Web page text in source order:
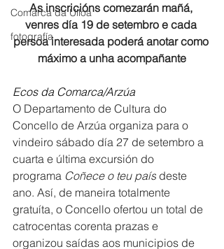
Comarca da Ulloa
fotografía
As inscricións comezarán mañá,
venres día 19 de setembro e cada
persoa interesada poderá anotar como
máximo a unha acompañante
Ecos da Comarca/Arzúa
O Departamento de Cultura do
Concello de Arzúa organiza para o
vindeiro sábado día 27 de setembro a
cuarta e última excursión do
programa Coñece o teu país deste
ano. Así, de maneira totalmente
gratuíta, o Concello ofertou un total de
catrocentas corenta prazas e
organizou saídas aos municipios de